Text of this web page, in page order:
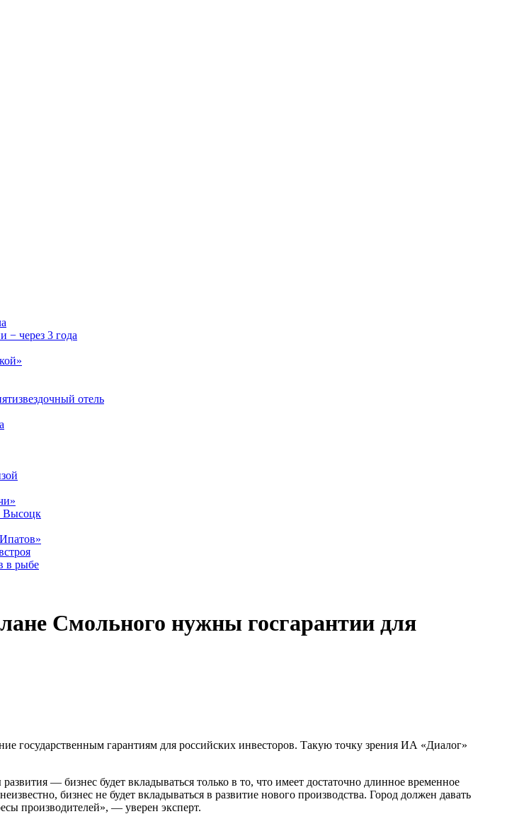
− через 3 года
отель
Высоцк
в рыбе
Смольного нужны госгарантии для
государственным гарантиям для российских инвесторов. Такую точку зрения ИА «Диалог»
— бизнес будет вкладываться только в то, что имеет достаточно длинное временное
бизнес не будет вкладываться в развитие нового производства. Город должен давать
производителей», — уверен эксперт.